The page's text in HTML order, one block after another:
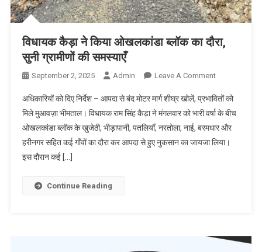
विधायक कैड़ा ने किया ओखलकांडा ब्लॉक का दौरा,
सुनी ग्रामीणों की समस्याएँ
September 2, 2025 Admin Leave A CommentOn
कैड़ा
ने
किया
ओखलकांडा
समस्याएँ
अधिकारियों को दिए निर्देश – आपदा से बंद मोटर मार्ग शीघ्र खोलें, प्रभावितों को
मिले मुआवज़ा भीमताल। विधायक राम सिंह कैड़ा ने मंगलवार को भारी वर्षा के बीच
ओखलकांडा ब्लॉक के खुजेठी, भीड़ापानी, पतलियाँ, नरतोला, नाई, बरमधार और
हरीनगर सहित कई गाँवों का दौरा कर आपदा से हुए नुकसान का जायजा लिया।
इस दौरान कई […]
Continue Reading